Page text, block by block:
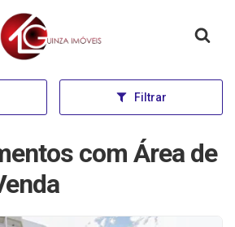
Página inicial
Filtrar
com Área de